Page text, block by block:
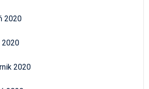
2020
2020
2020